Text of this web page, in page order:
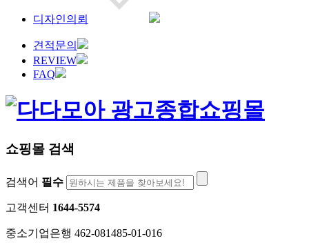
디자인의뢰
견적문의
REVIEW
FAQ
쇼핑몰 검색
검색어 필수
고객센터 1644-5574
중소기업은행 462-081485-01-016